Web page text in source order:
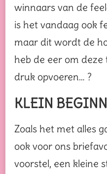
winnaars van de
is het vandaag ook
maar dit wordt de
heb de eer om deze
druk opvoeren… ?
KLEIN
Zoals het met alles
ook voor ons
voorstel, een kleine